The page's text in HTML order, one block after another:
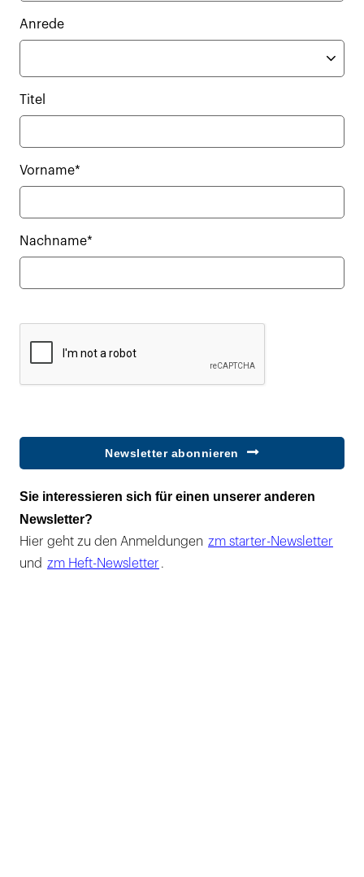
Anrede
Titel
Vorname*
Nachname*
Newsletter abonnieren
Sie interessieren sich für einen unserer anderen
Newsletter?
Hier geht zu den Anmeldungen zm starter-Newsletter
und zm Heft-Newsletter .